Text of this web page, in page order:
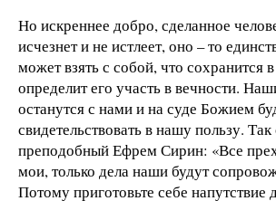
Но искреннее добро, сделанное
исчезнет и не истлеет, оно – то
может взять с собой, что сохранится
определит его участь в вечности.
останутся с нами и на суде Божием
свидетельствовать в нашу пользу.
преподобный Ефрем Сирин: «Все
мои, только дела наши будут
Потому приготовьте себе напутствие